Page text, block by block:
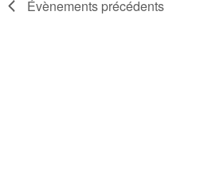
Évènements précédents